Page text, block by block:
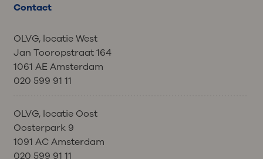
Contact
OLVG, locatie West
Jan Tooropstraat 164
1061 AE Amsterdam
020 599 91 11
OLVG, locatie Oost
Oosterpark 9
1091 AC Amsterdam
020 599 91 11